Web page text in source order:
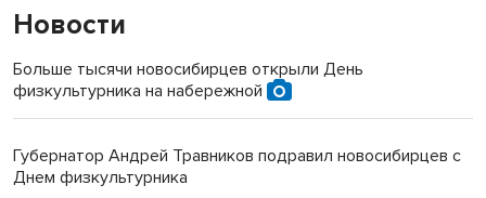
Новости
Больше тысячи новосибирцев открыли День
физкультурника на набережной
Губернатор Андрей Травников подравил новосибирцев с
Днем физкультурника